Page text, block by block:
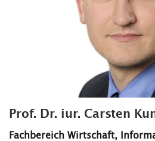
Prof. Dr. iur. Carsten
Fachbereich Wirtschaft,